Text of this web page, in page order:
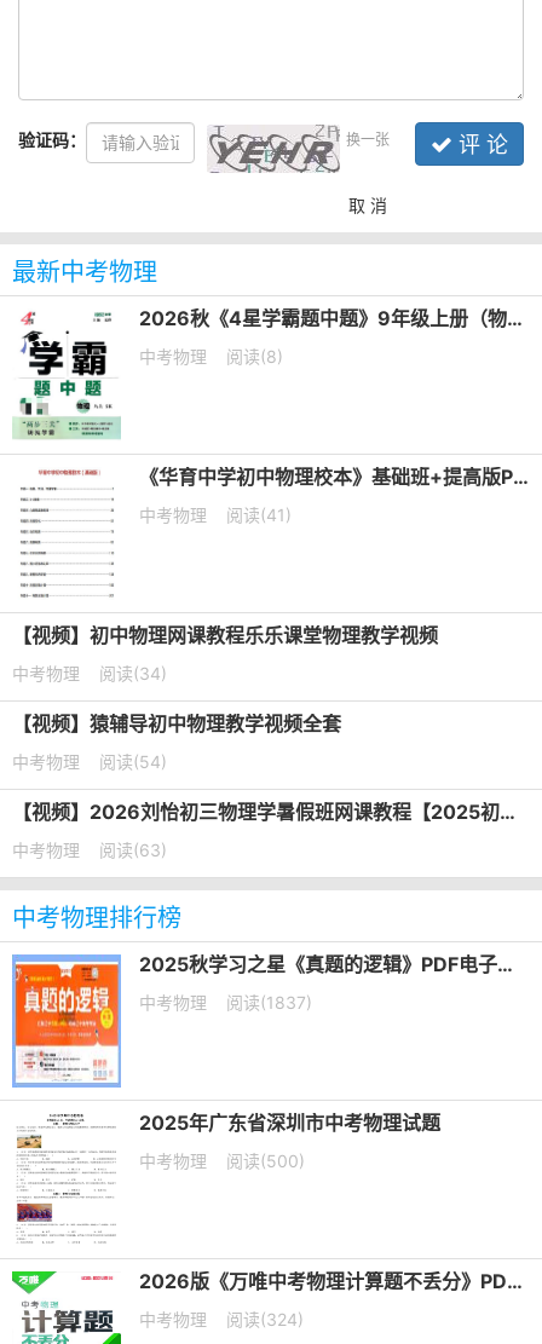
验证码： 换一张 评 论
取 消
最新中考物理
2026秋《4星学霸题中题》9年级上册（物理）（苏科版）PDF电子版下载
中考物理 阅读(8)
《华育中学初中物理校本》基础班+提高版PDF电子版下载
中考物理 阅读(41)
【视频】初中物理网课教程乐乐课堂物理教学视频
中考物理 阅读(34)
【视频】猿辅导初中物理教学视频全套
中考物理 阅读(54)
【视频】2026刘怡初三物理学暑假班网课教程【2025初三秋上】
中考物理 阅读(63)
中考物理排行榜
2025秋学习之星《真题的逻辑》PDF电子版下载
中考物理 阅读(1837)
2025年广东省深圳市中考物理试题
中考物理 阅读(500)
2026版《万唯中考物理计算题不丢分》PDF电子版下载
中考物理 阅读(324)